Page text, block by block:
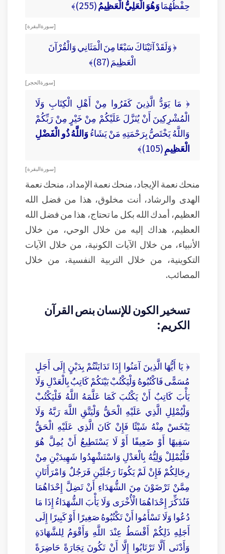
حِفْظُهُمَاوَهُوَ الْعَلِيُّ الْعَظِيمُ(255)﴾
[ سورة البقرة ]
﴿ وَلَقَدْ آتَيْنَاكَ سَبْعًا مِنَ الْمَثَانِي وَالْقُرْآنَ
الْعَظِيمَ (87)﴾
[ سورة الحجر ]
﴿ مَا يَوَدُّ الَّذِينَ كَفَرُوا مِنْ أَهْلِ الْكِتَابِ وَلَا
الْمُشْرِكِينَ أَنْ يُنَزَّلَ عَلَيْكُمْ مِنْ خَيْرٍ مِنْ رَبِّكُمْ
وَاللَّهُ يَخْتَصُّ بِرَحْمَتِهِ مَنْ يَشَاءُوَاللَّهُ ذُو الْفَضْلِ
الْعَظِيمِ(105)﴾
[ سورة البقرة ]
منحك نعمة الإيجاد، منحك نعمة الإمداد، منحك نعمة
الهدى والرشاد، أنت مخلوق، هذا من فضل الله
العظيم، أمدك الله بكل ما تحتاج، هذا من فضل الله
العظيم، هداك إليه من خلال الوحي، من خلال
الأنبياء، من خلال الآيات الكونية، من خلال الآيات
التكوينية، من خلال التربية النفسية، من خلال
المصائب.
تسخير الكون للإنسان بنص القرآن
الكريم:
﴿ يَا أَيُّهَا الَّذِينَ آمَنُوا إِذَا تَدَايَنْتُمْ بِدَيْنٍ إِلَى أَجَلٍ
مُسَمًّى فَاكْتُبُوهُ وَلْيَكْتُبْ بَيْنَكُمْ كَاتِبٌ بِالْعَدْلِ وَلَا
يَأْبَ كَاتِبٌ أَنْ يَكْتُبَ كَمَا عَلَّمَهُ اللَّهُ فَلْيَكْتُبْ
وَلْيُمْلِلِ الَّذِي عَلَيْهِ الْحَقُّ وَلْيَتَّقِ اللَّهَ رَبَّهُ وَلَا
يَبْخَسْ مِنْهُ شَيْئًا فَإِنْ كَانَ الَّذِي عَلَيْهِ الْحَقُّ
سَفِيهًا أَوْ ضَعِيفًا أَوْ لَا يَسْتَطِيعُ أَنْ يُمِلَّ هُوَ
فَلْيُمْلِلْ وَلِيُّهُ بِالْعَدْلِ وَاسْتَشْهِدُوا شَهِيدَيْنِ مِنْ
رِجَالِكُمْ فَإِنْ لَمْ يَكُونَا رَجُلَيْنِ فَرَجُلٌ وَامْرَأَتَانِ
مِمَّنْ تَرْضَوْنَ مِنَ الشُّهَدَاءِ أَنْ تَضِلَّ إِحْدَاهُمَا
فَتُذَكِّرَ إِحْدَاهُمَا الْأُخْرَى وَلَا يَأْبَ الشُّهَدَاءُ إِذَا مَا
دُعُوا وَلَا تَسْأَمُوا أَنْ تَكْتُبُوهُ صَغِيرًا أَوْ كَبِيرًا إِلَى
أَجَلِهِ ذَلِكُمْ أَقْسَطُ عِنْدَ اللَّهِ وَأَقْوَمُ لِلشَّهَادَةِ
وَأَدْنَى أَلَّا تَرْتَابُوا إِلَّا أَنْ تَكُونَ تِجَارَةً حَاضِرَةً